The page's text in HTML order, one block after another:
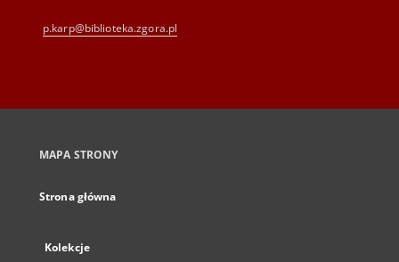
p.karp@biblioteka.zgora.pl
MAPA STRONY
Strona główna
Kolekcje